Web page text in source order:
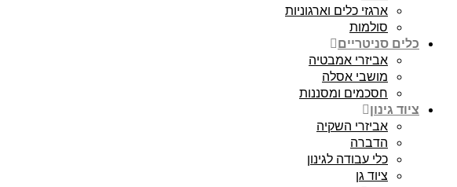
ארגזי כלים וארגוניות
סולמות
כלים סניטריים
אביזרי אמבטיה
מושבי אסלה
חסכמים ומסננות
ציוד גינון
אביזרי השקיה
הדברה
כלי עבודה לגינון
ציוד גן